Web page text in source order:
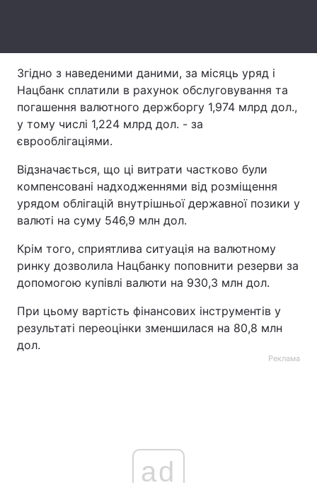
Послуги
Тема оформлення
Згідно з наведеними даними, за місяць уряд і
Нацбанк сплатили в рахунок обслуговування та
погашення валютного держборгу 1,974 млрд дол.,
у тому числі 1,224 млрд дол. - за
єврооблігаціями.
Відзначається, що ці витрати частково були
компенсовані надходженнями від розміщення
урядом облігацій внутрішньої державної позики у
валюті на суму 546,9 млн дол.
Крім того, сприятлива ситуація на валютному
ринку дозволила Нацбанку поповнити резерви за
допомогою купівлі валюти на 930,3 млн дол.
При цьому вартість фінансових інструментів у
результаті переоцінки зменшилася на 80,8 млн
дол.
Реклама
ad